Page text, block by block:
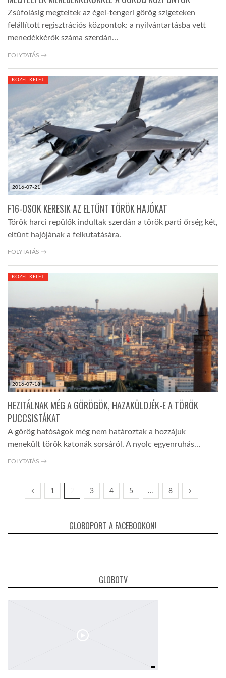
Zsúfolásig megteltek az égei-tengeri görög szigeteken
felállított regisztrációs központok: a nyilvántartásba vett
menedékkérők száma szerdán…
FOLYTATÁS →
2016-07-21
KÖZEL-KELET
F16-OSOK KERESIK AZ ELTŰNT TÖRÖK HAJÓKAT
Török harci repülők indultak szerdán a török parti őrség két,
eltűnt hajójának a felkutatására.
FOLYTATÁS →
2016-07-18
KÖZEL-KELET
HEZITÁLNAK MÉG A GÖRÖGÖK, HAZAKÜLDJÉK-E A TÖRÖK
PUCCSISTÁKAT
A görög hatóságok még nem határoztak a hozzájuk
menekült török katonák sorsáról. A nyolc egyenruhás…
FOLYTATÁS →
1 3 4 5 … 8
GLOBOPORT A FACEBOOKON!
GLOBOTV